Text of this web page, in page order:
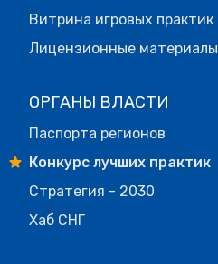
Витрина игровых практик
Лицензионные материалы
ОРГАНЫ ВЛАСТИ
Паспорта регионов
Конкурс лучших практик
Стратегия - 2030
Хаб СНГ